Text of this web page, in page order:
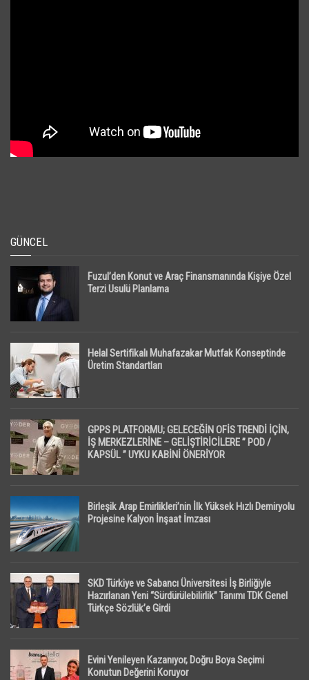
GÜNCEL
Fuzul’den Konut ve Araç Finansmanında Kişiye Özel
Terzi Usulü Planlama
Helal Sertifikalı Muhafazakar Mutfak Konseptinde
Üretim Standartları
GPPS PLATFORMU; GELECEĞİN OFİS TRENDİ İÇİN,
İŞ MERKEZLERİNE – GELİŞTİRİCİLERE ” POD /
KAPSÜL ” UYKU KABİNİ ÖNERİYOR
Birleşik Arap Emirlikleri’nin İlk Yüksek Hızlı Demiryolu
Projesine Kalyon İnşaat İmzası
SKD Türkiye ve Sabancı Üniversitesi İş Birliğiyle
Hazırlanan Yeni “Sürdürülebilirlik” Tanımı TDK Genel
Türkçe Sözlük’e Girdi
Evini Yenileyen Kazanıyor, Doğru Boya Seçimi
Konutun Değerini Koruyor